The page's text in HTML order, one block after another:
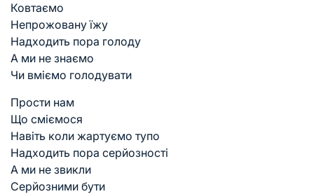
Ковтаємо
Непрожовану їжу
Надходить пора голоду
А ми не знаємо
Чи вміємо голодувати
Прости нам
Що сміємося
Навіть коли жартуємо тупо
Надходить пора серйозності
А ми не звикли
Серйозними бути